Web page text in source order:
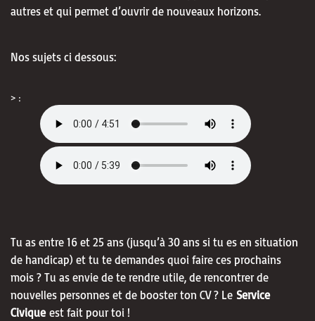
autres et qui permet d’ouvrir de nouveaux horizons.
Nos sujets ci dessous:
> :
Tu as entre 16 et 25 ans (jusqu’à 30 ans si tu es en situation
de handicap) et tu te demandes quoi faire ces prochains
mois ? Tu as envie de te rendre utile, de rencontrer de
nouvelles personnes et de booster ton CV ? Le Service
Civique est fait pour toi !